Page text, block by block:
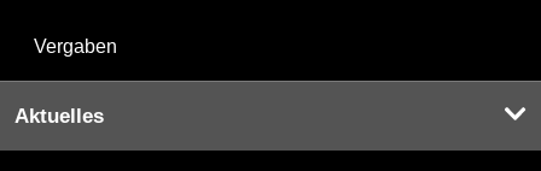
Vergaben
Aktuelles